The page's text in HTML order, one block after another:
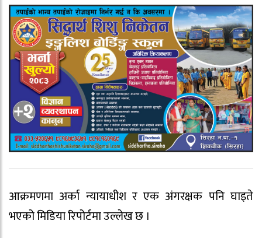
आक्रमणमा अर्का न्यायाधीश र एक अंगरक्षक पनि घाइते
भएको मिडिया रिपोर्टमा उल्लेख छ ।